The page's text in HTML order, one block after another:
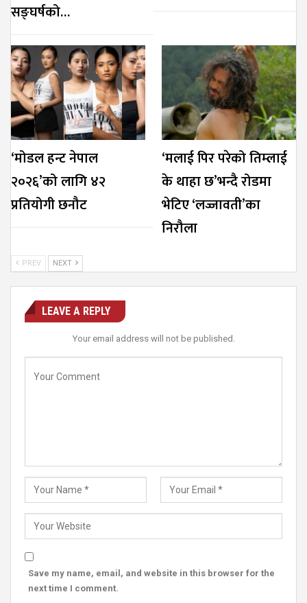
सङ्घर्षको…
‘मोडल हन्ट नेपाल
२०२६’को लागि ४२
प्रतियोगी छनौट
‘मलाई पिर परेको तिम्लाई
के थाहा छ’भन्दै रोडमा
भेटिए ‘लज्जावती’का
निरौला
PREV NEXT
LEAVE A REPLY
Your email address will not be published.
Save my name, email, and website in this browser for the
next time I comment.